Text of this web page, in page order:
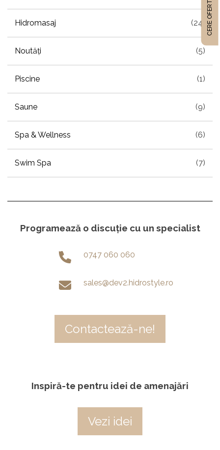
Hidromasaj (24)
Noutăți (5)
Piscine (1)
Saune (9)
Spa & Wellness (6)
Swim Spa (7)
Programează o discuție cu un specialist
0747 060 060
sales@dev2.hidrostyle.ro
Contactează-ne!
Inspiră-te pentru idei de amenajări
Vezi idei
CERE OFERTĂ